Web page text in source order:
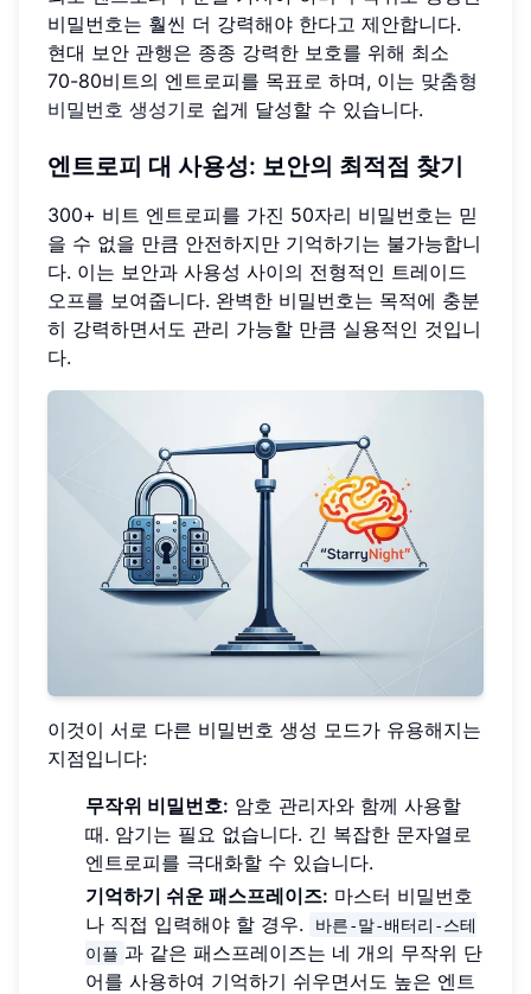
비밀번호는 훨씬 더 강력해야 한다고 제안합니다.
현대 보안 관행은 종종 강력한 보호를 위해 최소
70-80비트의 엔트로피를 목표로 하며, 이는 맞춤형
비밀번호 생성기로 쉽게 달성할 수 있습니다.
엔트로피 대 사용성: 보안의 최적점 찾기
300+ 비트 엔트로피를 가진 50자리 비밀번호는 믿
을 수 없을 만큼 안전하지만 기억하기는 불가능합니
다. 이는 보안과 사용성 사이의 전형적인 트레이드
오프를 보여줍니다. 완벽한 비밀번호는 목적에 충분
히 강력하면서도 관리 가능할 만큼 실용적인 것입니
다.
이것이 서로 다른 비밀번호 생성 모드가 유용해지는
지점입니다:
무작위 비밀번호: 암호 관리자와 함께 사용할
때. 암기는 필요 없습니다. 긴 복잡한 문자열로
엔트로피를 극대화할 수 있습니다.
기억하기 쉬운 패스프레이즈: 마스터 비밀번호
나 직접 입력해야 할 경우.
바른-말-배터리-스테
이플 과 같은 패스프레이즈는 네 개의 무작위 단
어를 사용하여 기억하기 쉬우면서도 높은 엔트